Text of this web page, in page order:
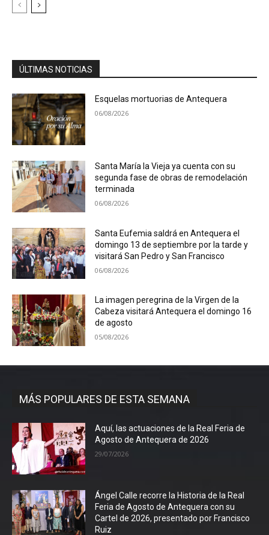
ÚLTIMAS NOTICIAS
Esquelas mortuorias de Antequera
06/08/2026
Santa María la Vieja ya cuenta con su
segunda fase de obras de remodelación
terminada
06/08/2026
Santa Eufemia saldrá en Antequera el
domingo 13 de septiembre por la tarde y
visitará San Pedro y San Francisco
06/08/2026
La imagen peregrina de la Virgen de la
Cabeza visitará Antequera el domingo 16
de agosto
05/08/2026
MÁS POPULARES DE ESTA SEMANA
Aquí, las actuaciones de la Real Feria de
Agosto de Antequera de 2026
29/07/2026
Ángel Calle recorre la Historia de la Real
Feria de Agosto de Antequera con su
Cartel de 2026, presentado por Francisco
Ruiz